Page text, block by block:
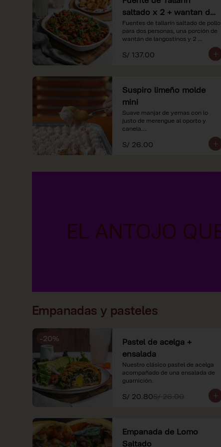
saltado x 2 + wantan de
langostinos + 2
limonadas
Fuentes de tallarín saltado de pollo
para dos personas, una porción de
wantán de langostinos y 2
S/ 137.00
Suspiro limeño molde
mini
Suave manjar de yemas con lo
justo de merengue al oporto y
canela.
*Nuestros precios están
S/ 26.00
Empanadas y pasteles
-20%
Pastel de acelga +
ensalada
Nuestro clásico pastel de acelga
acompañado de una ensalada de
guarnición.
S/ 20.80S/ 26.00
Empanada de Lomo
Saltado